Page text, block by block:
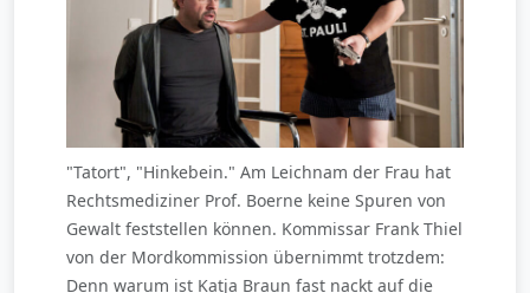
"Tatort", "Hinkebein." Am Leichnam der Frau hat
Rechtsmediziner Prof. Boerne keine Spuren von
Gewalt feststellen können. Kommissar Frank Thiel
von der Mordkommission übernimmt trotzdem:
Denn warum ist Katja Braun fast nackt auf die